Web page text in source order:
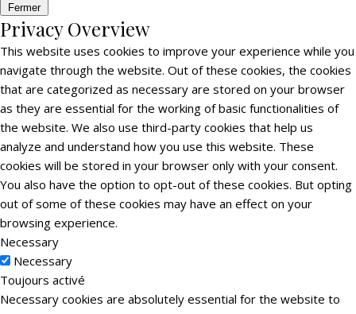
Fermer
Privacy Overview
This website uses cookies to improve your experience while you
navigate through the website. Out of these cookies, the cookies
that are categorized as necessary are stored on your browser
as they are essential for the working of basic functionalities of
the website. We also use third-party cookies that help us
analyze and understand how you use this website. These
cookies will be stored in your browser only with your consent.
You also have the option to opt-out of these cookies. But opting
out of some of these cookies may have an effect on your
browsing experience.
Necessary
Necessary
Toujours activé
Necessary cookies are absolutely essential for the website to